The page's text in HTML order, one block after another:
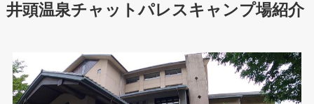
井頭温泉チャットパレスキャンプ場紹介